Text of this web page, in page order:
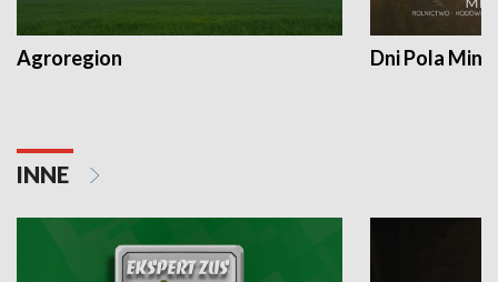
Agroregion Dni Pola
INNE